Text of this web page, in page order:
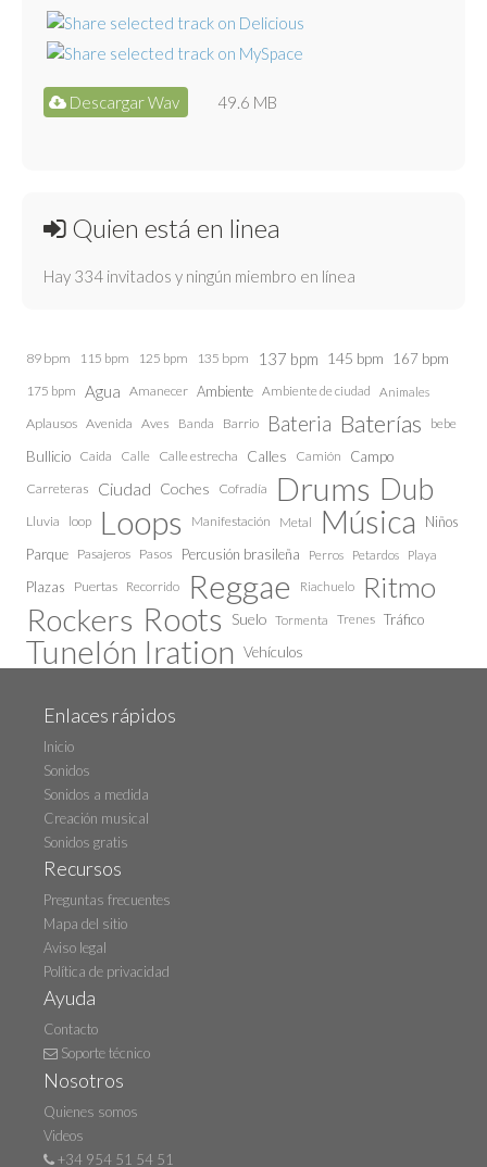
Descargar Wav 49.6 MB
Quien está en linea
Hay 334 invitados y ningún miembro en línea
89 bpm 115 bpm 125 bpm 135 bpm 137 bpm 145 bpm 167 bpm
175 bpm Agua Amanecer Ambiente Ambiente de ciudad Animales
Aplausos Avenida Aves Banda Barrio Bateria Baterías bebe
Bullicio Caida Calle Calle estrecha Calles Camión Campo
Carreteras Ciudad Coches Cofradía Drums Dub
Lluvia loop Loops Manifestación Metal Música
Niños
Parque Pasajeros Pasos Percusión brasileña Perros Petardos Playa
Plazas Puertas Recorrido Reggae Riachuelo Ritmo
Rockers Roots Suelo Tormenta Trenes Tráfico
Tunelón Iration Vehículos
Enlaces rápidos
Inicio
Sonidos
Sonidos a medida
Creación musical
Sonidos gratis
Recursos
Preguntas frecuentes
Mapa del sitio
Aviso legal
Política de privacidad
Ayuda
Contacto
Soporte técnico
Nosotros
Quienes somos
Videos
+34 954 51 54 51